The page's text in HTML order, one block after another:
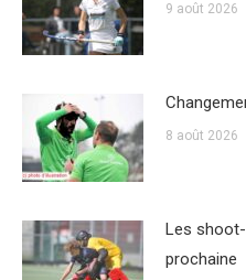
9 août 2026
8 août 2026
Les
prochaine